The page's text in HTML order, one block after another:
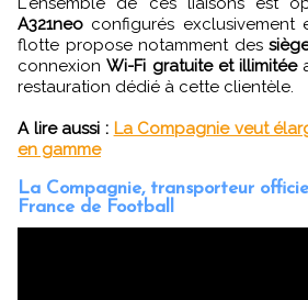
A321neo configurés exclusivement
flotte propose notamment des
connexionWi-Fi gratuite et illimitée
restauration dédié à cette clientèle.
A lire aussi : La Compagnie veut
en gamme
La Compagnie, transporteur
France de Football